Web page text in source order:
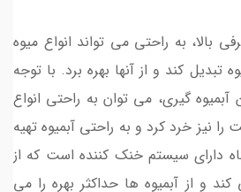
بالا، به راحتی می تواند انواع میوه
تبدیل کند و از آنها بهره برد. با توجه
آبمیوه گیری، می توان به راحتی انواع
نیز خرد کرد و به راحتی آبمیوه تهیه
دارای سیستم خنک کننده است که از
و از آبمیوه ها حداکثر بهره را می